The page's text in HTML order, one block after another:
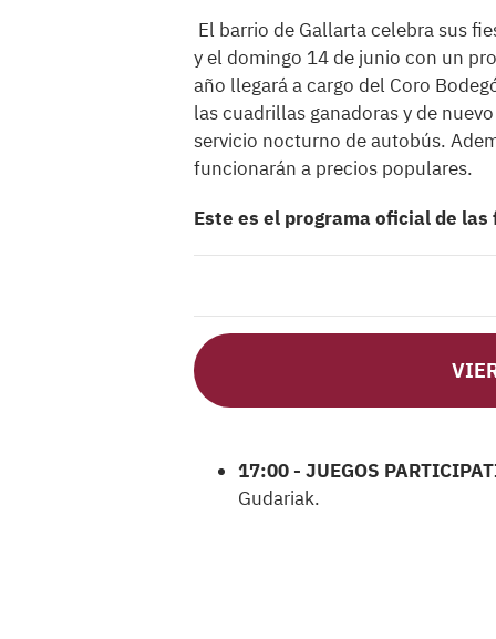
El barrio de Gallarta celebra sus
y el domingo 14 de junio con un
año llegará a cargo del Coro
las cuadrillas ganadoras y de
servicio nocturno de autobús.
funcionarán a precios populares.
Este es el programa oficial de
17:00 - JUEGOS
Gudariak.